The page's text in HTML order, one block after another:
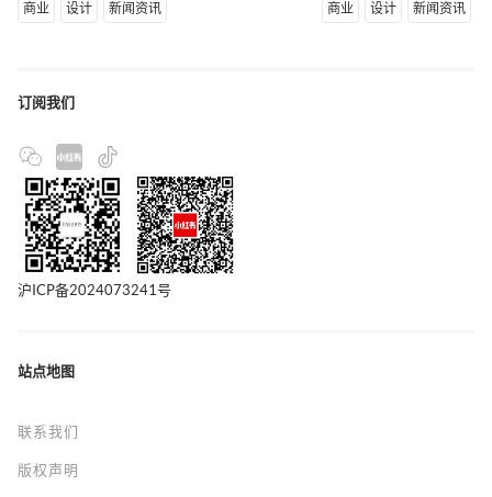
商业 设计 新闻资讯 商业 设计 新闻资讯
订阅我们
沪ICP备2024073241号
站点地图
联系我们
版权声明